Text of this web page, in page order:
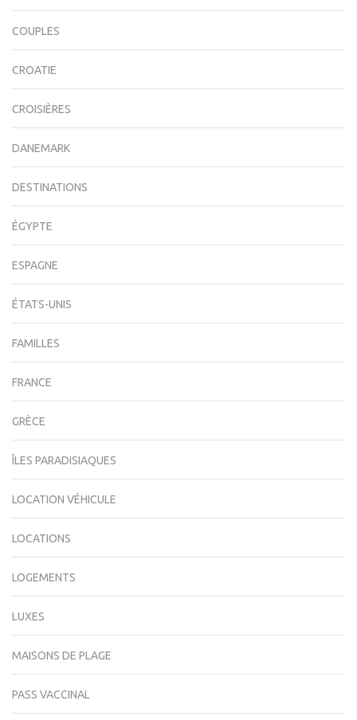
COUPLES
CROATIE
CROISIÈRES
DANEMARK
DESTINATIONS
ÉGYPTE
ESPAGNE
ÉTATS-UNIS
FAMILLES
FRANCE
GRÈCE
ÎLES PARADISIAQUES
LOCATION VÉHICULE
LOCATIONS
LOGEMENTS
LUXES
MAISONS DE PLAGE
PASS VACCINAL